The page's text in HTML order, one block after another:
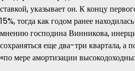
ставкой, указывает он. К концу
15%, тогда как годом ранее
мнению господина Винникова,
сохраняться еще два-три квартала, а
«по мере амортизации